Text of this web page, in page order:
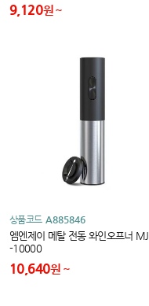
9,120원
상품코드 A885846
엠엔제이 메탈 전동 와인오프너 MJ
-10000
10,640원